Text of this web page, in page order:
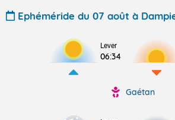
Ephéméride du 07 août à
Lever
06:34
Gaétan